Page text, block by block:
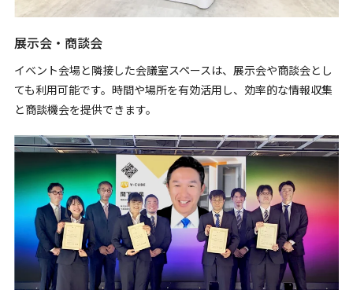
展示会・商談会
イベント会場と隣接した会議室スペースは、展示会や商談会とし
ても利用可能です。時間や場所を有効活用し、効率的な情報収集
と商談機会を提供できます。